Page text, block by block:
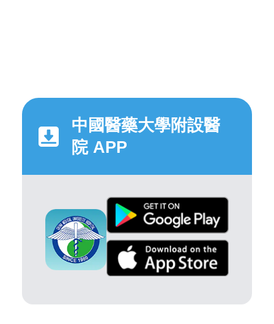
中國醫藥大學附設醫
院 APP